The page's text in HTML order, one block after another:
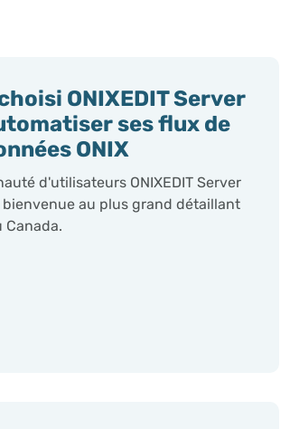
ONIXEDIT Server
ses flux de
ONIX
d'utilisateurs ONIXEDIT Server
au plus grand détaillant
Canada.